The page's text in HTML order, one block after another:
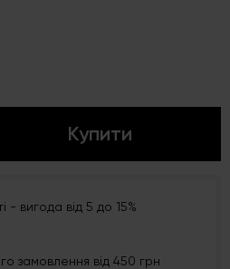
Купити
- вигода від 5 до 15%
замовлення від 450 грн